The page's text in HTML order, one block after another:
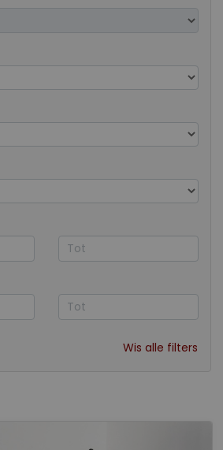
Wis alle filters